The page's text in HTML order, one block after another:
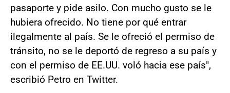
pasaporte y pide asilo. Con mucho gusto se le
hubiera ofrecido. No tiene por qué entrar
ilegalmente al país. Se le ofreció el permiso de
tránsito, no se le deportó de regreso a su país y
con el permiso de EE.UU. voló hacia ese país",
escribió Petro en Twitter.